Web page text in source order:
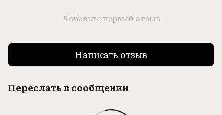
Добавьте первый отзыв
Написать отзыв
Переслать в сообщении